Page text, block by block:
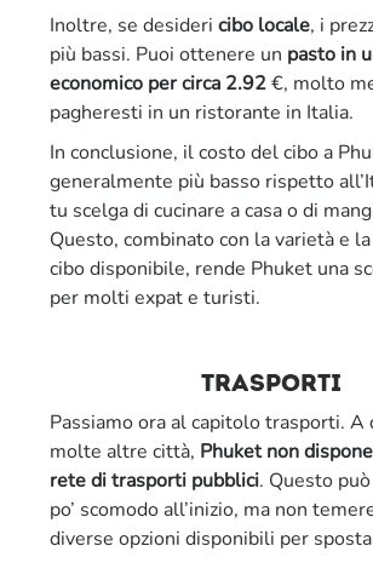
Inoltre, se desideri cibo locale, i
più bassi. Puoi ottenere un pasto in
economico per circa 2.92€, molto
pagheresti in un ristorante in Italia.
In conclusione, il costo del cibo a
generalmente più basso rispetto
tu scelga di cucinare a casa o di
Questo, combinato con la varietà e
cibo disponibile, rende Phuket una
per molti expat e turisti.
trasporti
Passiamo ora al capitolo trasporti. A
molte altre città, Phuket non
rete di trasporti pubblici. Questo
po’ scomodo all’inizio, ma non
diverse opzioni disponibili per